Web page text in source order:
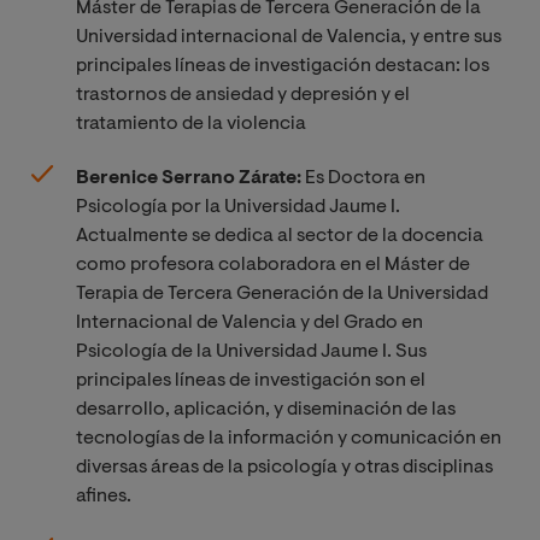
Máster de Terapias de Tercera Generación de la
Universidad internacional de Valencia, y entre sus
principales líneas de investigación destacan: los
trastornos de ansiedad y depresión y el
tratamiento de la violencia
Berenice Serrano Zárate: Es Doctora en
Psicología por la Universidad Jaume I.
Actualmente se dedica al sector de la docencia
como profesora colaboradora en el Máster de
Terapia de Tercera Generación de la Universidad
Internacional de Valencia y del Grado en
Psicología de la Universidad Jaume I. Sus
principales líneas de investigación son el
desarrollo, aplicación, y diseminación de las
tecnologías de la información y comunicación en
diversas áreas de la psicología y otras disciplinas
afines.